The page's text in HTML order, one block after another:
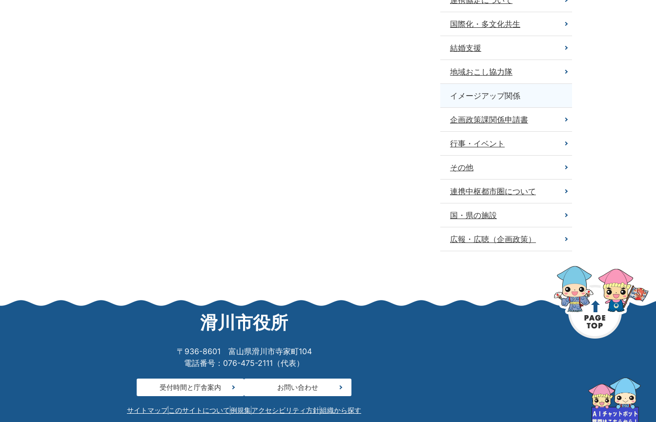
国際化・多文化共生
結婚支援
地域おこし協力隊
イメージアップ関係
企画政策課関係申請書
行事・イベント
その他
連携中枢都市圏について
国・県の施設
広報・広聴（企画政策）
滑川市役所
〒936-8601 富山県滑川市寺家町104
電話番号：076-475-2111（代表）
受付時間と庁舎案内 お問い合わせ
サイトマップこのサイトについて例規集アクセシビリティ方針組織から探す